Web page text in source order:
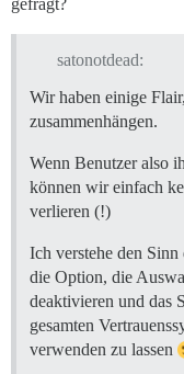
gefragt?
satonotdead:
Wir haben einige
zusammenhängen.
Wenn Benutzer also
können wir einfach
verlieren (!)
Ich verstehe den
die Option, die
deaktivieren und das
gesamten
verwenden zu lassen